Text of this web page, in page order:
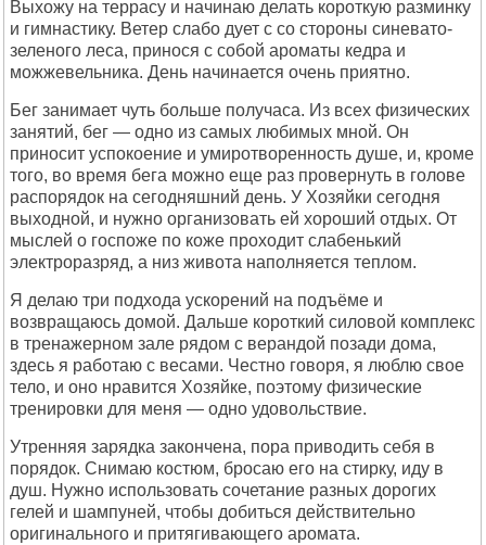
Выхожу на террасу и начинаю делать короткую разминку
и гимнастику. Ветер слабо дует с со стороны синевато-
зеленого леса, принося с собой ароматы кедра и
можжевельника. День начинается очень приятно.
Бег занимает чуть больше получаса. Из всех физических
занятий, бег — одно из самых любимых мной. Он
приносит успокоение и умиротворенность душе, и, кроме
того, во время бега можно еще раз провернуть в голове
распорядок на сегодняшний день. У Хозяйки сегодня
выходной, и нужно организовать ей хороший отдых. От
мыслей о госпоже по коже проходит слабенький
электроразряд, а низ живота наполняется теплом.
Я делаю три подхода ускорений на подъёме и
возвращаюсь домой. Дальше короткий силовой комплекс
в тренажерном зале рядом с верандой позади дома,
здесь я работаю с весами. Честно говоря, я люблю свое
тело, и оно нравится Хозяйке, поэтому физические
тренировки для меня — одно удовольствие.
Утренняя зарядка закончена, пора приводить себя в
порядок. Снимаю костюм, бросаю его на стирку, иду в
душ. Нужно использовать сочетание разных дорогих
гелей и шампуней, чтобы добиться действительно
оригинального и притягивающего аромата.